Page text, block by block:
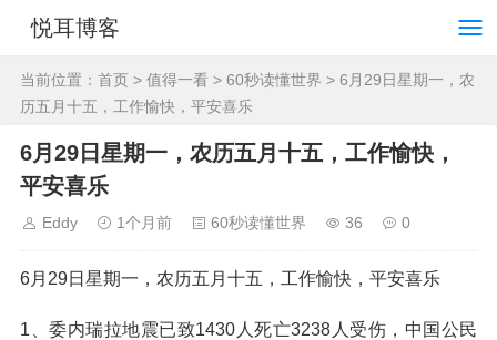
悦耳博客
当前位置： 首页 > 值得一看 > 60秒读懂世界 > 6月29日星期一，农
历五月十五，工作愉快，平安喜乐
6月29日星期一，农历五月十五，工作愉快，
平安喜乐
Eddy 1个月前 60秒读懂世界 36 0
6月29日星期一，农历五月十五，工作愉快，平安喜乐
1、委内瑞拉地震已致1430人死亡3238人受伤，中国公民